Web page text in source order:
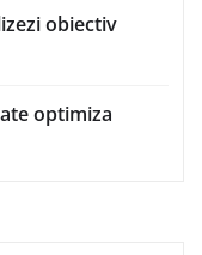
obiectiv
optimiza